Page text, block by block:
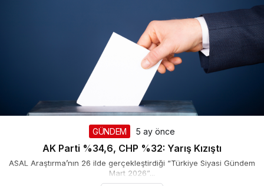
GÜNDEM 5 ay önce
AK Parti %34,6, CHP %32: Yarış Kızıştı
ASAL Araştırma’nın 26 ilde gerçekleştirdiği “Türkiye Siyasi Gündem
Mart 2026”...